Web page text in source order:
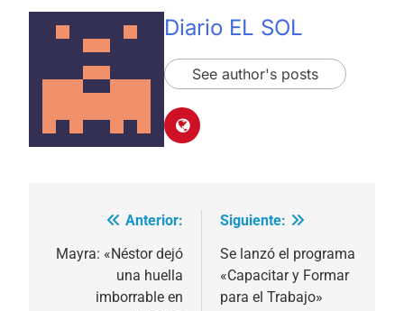
Diario EL SOL
See author's posts
Navegación
de
entradas
Anterior:
Mayra: «Néstor dejó
una huella
imborrable en
Siguiente:
Se lanzó el programa
«Capacitar y Formar
para el Trabajo»